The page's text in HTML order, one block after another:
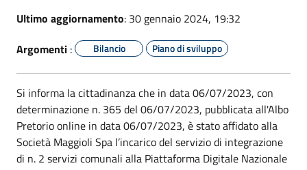
Ultimo aggiornamento: 30 gennaio 2024, 19:32
Argomenti : Bilancio Piano di sviluppo
Si informa la cittadinanza che in data 06/07/2023, con
determinazione n. 365 del 06/07/2023, pubblicata all'Albo
Pretorio online in data 06/07/2023, è stato affidato alla
Società Maggioli Spa l’incarico del servizio di integrazione
di n. 2 servizi comunali alla Piattaforma Digitale Nazionale